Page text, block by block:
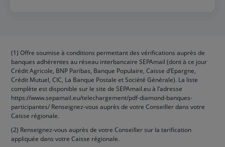
(1) Offre soumise à conditions permettant des vérifications auprès de
banques adhérentes au réseau interbancaire SEPAmail (dont à ce jour
Crédit Agricole, BNP Paribas, Banque Populaire, Caisse d’Epargne,
Crédit Mutuel, CIC, La Banque Postale et Société Générale). La liste
complète est disponible sur le site de SEPAmail.eu à l’adresse
https://www.sepamail.eu/telechargement/pdf-diamond-banques-
participantes/ Renseignez-vous auprès de votre Conseiller dans votre
Caisse régionale.
(2) Renseignez-vous auprès de votre Conseiller sur la tarification
appliquée dans votre Caisse régionale.